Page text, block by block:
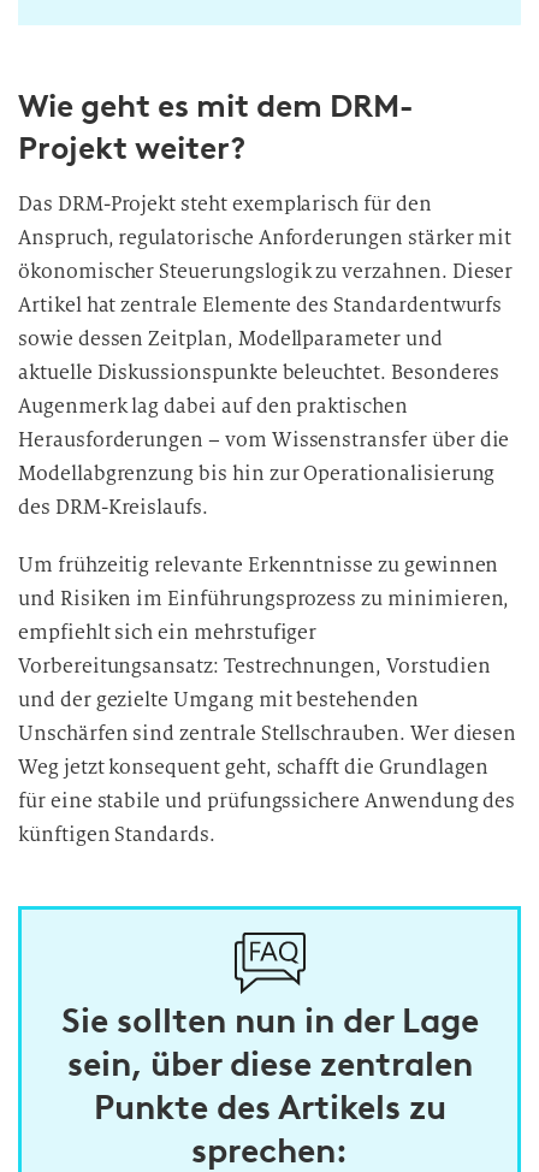
Wie geht es mit dem DRM-
Projekt weiter?
Das DRM-Projekt steht exemplarisch für den
Anspruch, regulatorische Anforderungen stärker mit
ökonomischer Steuerungslogik zu verzahnen. Dieser
Artikel hat zentrale Elemente des Standardentwurfs
sowie dessen Zeitplan, Modellparameter und
aktuelle Diskussionspunkte beleuchtet. Besonderes
Augenmerk lag dabei auf den praktischen
Herausforderungen – vom Wissenstransfer über die
Modellabgrenzung bis hin zur Operationalisierung
des DRM-Kreislaufs.
Um frühzeitig relevante Erkenntnisse zu gewinnen
und Risiken im Einführungsprozess zu minimieren,
empfiehlt sich ein mehrstufiger
Vorbereitungsansatz: Testrechnungen, Vorstudien
und der gezielte Umgang mit bestehenden
Unschärfen sind zentrale Stellschrauben. Wer diesen
Weg jetzt konsequent geht, schafft die Grundlagen
für eine stabile und prüfungssichere Anwendung des
künftigen Standards.
Sie sollten nun in der Lage
sein, über diese zentralen
Punkte des Artikels zu
sprechen: